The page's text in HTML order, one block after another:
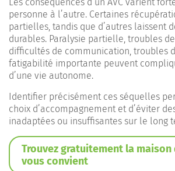
personne à l’autre. Certaines
partielles, tandis que d’autres laissent
durables. Paralysie partielle, troubles
difficultés de communication, troubles
fatigabilité importante peuvent
d’une vie autonome.
Identifier précisément ces séquelles
choix d’accompagnement et d’éviter
inadaptées ou insuffisantes sur le long
Trouvez gratuitement la maison
vous convient